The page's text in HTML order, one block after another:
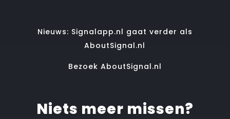
Nieuws: Signalapp.nl gaat verder als
AboutSignal.nl
Bezoek AboutSignal.nl
Niets meer missen?